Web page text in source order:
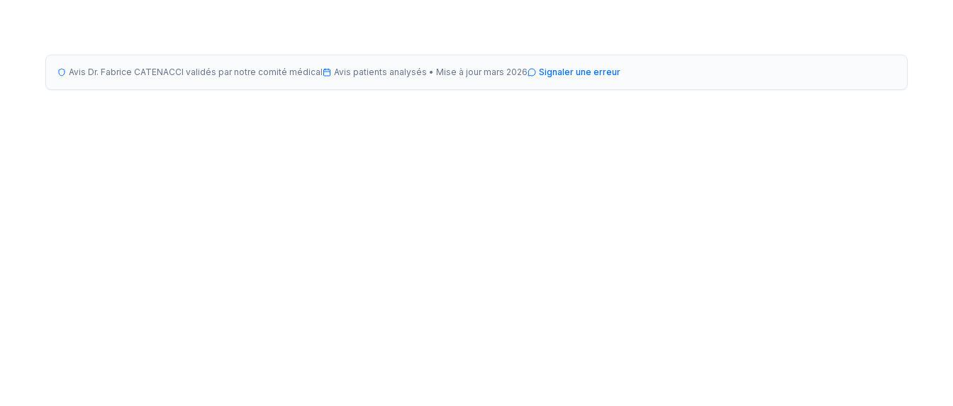
Avis Dr. Fabrice CATENACCI validés par notre comité médical Avis patients analysés • Mise à jour mars 2026 Signaler une erreur